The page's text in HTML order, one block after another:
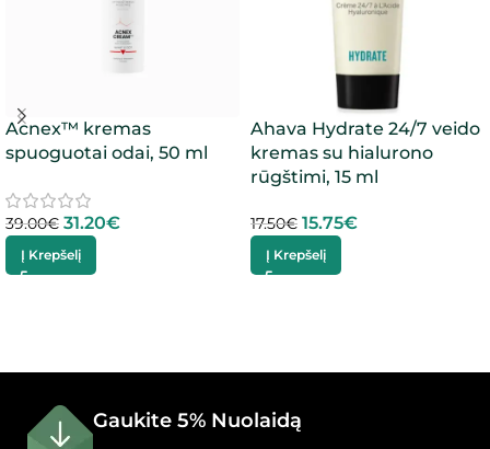
Acnex™ kremas
spuoguotai odai, 50 ml
39.00€ 31.20€
Į Krepšelį
Ahava Hydrate 24/7 veido
kremas su hialurono
rūgštimi, 15 ml
17.50€ 15.75€
Į Krepšelį
Gaukite 5% Nuolaidą